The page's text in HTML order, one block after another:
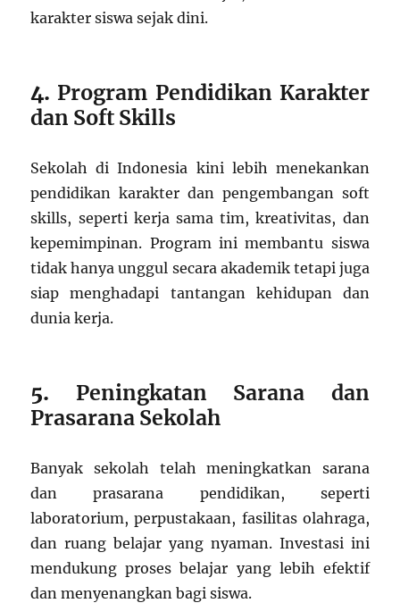
karakter siswa sejak dini.
4. Program Pendidikan Karakter
dan Soft Skills
Sekolah di Indonesia kini lebih menekankan
pendidikan karakter dan pengembangan soft
skills, seperti kerja sama tim, kreativitas, dan
kepemimpinan. Program ini membantu siswa
tidak hanya unggul secara akademik tetapi juga
siap menghadapi tantangan kehidupan dan
dunia kerja.
5. Peningkatan Sarana dan
Prasarana Sekolah
Banyak sekolah telah meningkatkan sarana
dan prasarana pendidikan, seperti
laboratorium, perpustakaan, fasilitas olahraga,
dan ruang belajar yang nyaman. Investasi ini
mendukung proses belajar yang lebih efektif
dan menyenangkan bagi siswa.